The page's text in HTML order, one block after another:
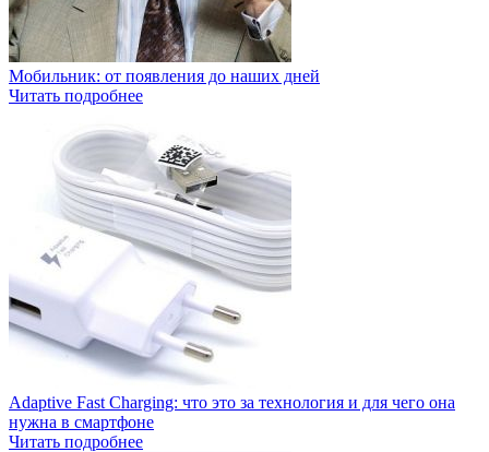
Мобильник: от появления до наших дней
Читать подробнее
Adaptive Fast Charging: что это за технология и для чего она
нужна в смартфоне
Читать подробнее